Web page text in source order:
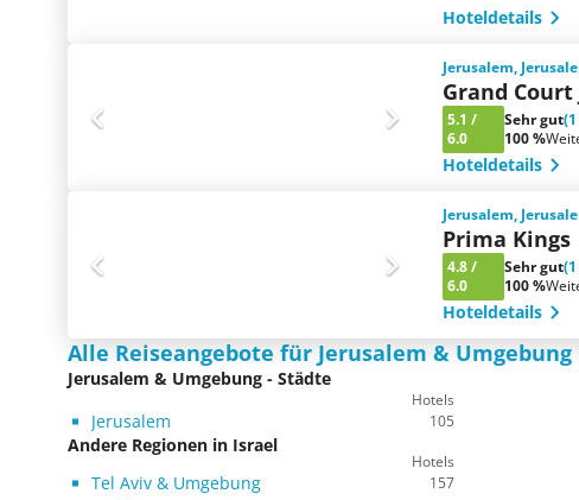
Hoteldetails
Jerusalem,
Grand
5.1 /
6.0
Sehr gut
100 %
Hoteldetails
Jerusalem,
Prima Kings
4.8/
6.0
Sehr gut
100 %
Hoteldetails
Alle Reiseangebote für Jerusalem & Umgebung
Jerusalem & Umgebung - Städte
Hotels
Jerusalem 105
Andere Regionen in Israel
Hotels
Tel Aviv & Umgebung 157